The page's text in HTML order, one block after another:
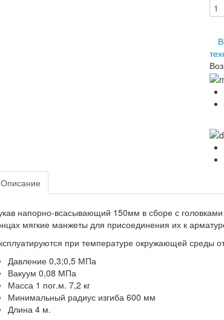
Описание
напорно-всасывающий 150мм в сборе с
мягкие манжеты для присоединения их к
при температуре окружающей среды
Давление 0,3;0,5 МПа
Вакуум 0,08 МПа
Масса 1 пог.м. 7,2 кг
Минимальный радиус изгиба 600 мм
Длина 4 м.